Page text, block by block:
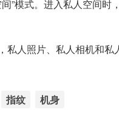
”模式。进入私人空间时
人照片、私人相机和
指纹 机身